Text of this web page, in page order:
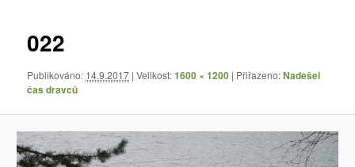
022
Publikováno: 14.9.2017 | Velikost:1600 × 1200 | Přiřazeno:Nadešel
čas dravců